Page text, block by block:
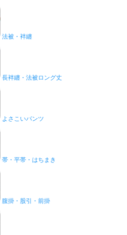
法被・袢纏
長袢纏・法被ロング丈
よさこいパンツ
帯・平帯・はちまき
腹掛・股引・前掛